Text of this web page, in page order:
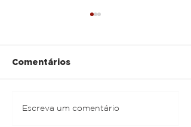
Comentários
Escreva um comentário